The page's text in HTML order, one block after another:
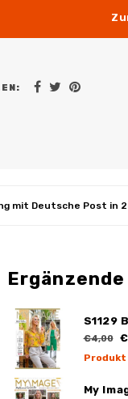
mit Deutsche Post in
S1129
€4,00
Produkt
My